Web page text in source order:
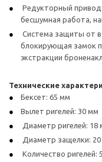
Редукторный
бесшумная работа,
Система защиты от
блокирующая замок
экстракции
Технические
Бексет: 65 мм
Вылет ригелей: 30 мм
Диаметр ригелей: 18
Диаметр защелки:
Количество ригелей: